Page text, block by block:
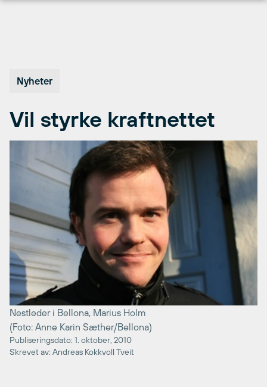
Nyheter
Vil styrke kraftnettet
Nestleder i Bellona, Marius Holm
(Foto: Anne Karin Sæther/Bellona)
Publiseringsdato: 1. oktober, 2010
Skrevet av: Andreas Kokkvoll Tveit